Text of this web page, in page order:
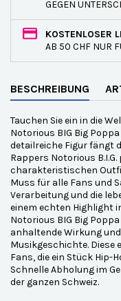
GEGEN
KOSTENLOSER
AB 50 CHF NUR
BESCHREIBUNG
Tauchen Sie ein in die
Notorious BIG Big
detailreiche Figur fängt
Rappers Notorious
charakteristischen
Muss für alle Fans und
Verarbeitung und die
einem echten Highlight
Notorious BIG Big
anhaltende Wirkung
Musikgeschichte. Diese
Fans, die ein Stück Hip-
Schnelle Abholung im
der ganzen Schweiz.